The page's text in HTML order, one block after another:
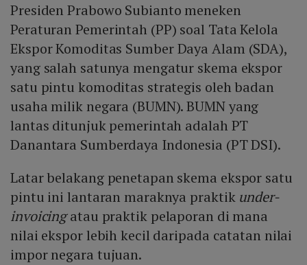
Presiden Prabowo Subianto meneken
Peraturan Pemerintah (PP) soal Tata Kelola
Ekspor Komoditas Sumber Daya Alam (SDA),
yang salah satunya mengatur skema ekspor
satu pintu komoditas strategis oleh badan
usaha milik negara (BUMN). BUMN yang
lantas ditunjuk pemerintah adalah PT
Danantara Sumberdaya Indonesia (PT DSI).
Latar belakang penetapan skema ekspor satu
pintu ini lantaran maraknya praktik under-
invoicingatau praktik pelaporan di mana
nilai ekspor lebih kecil daripada catatan nilai
impor negara tujuan.